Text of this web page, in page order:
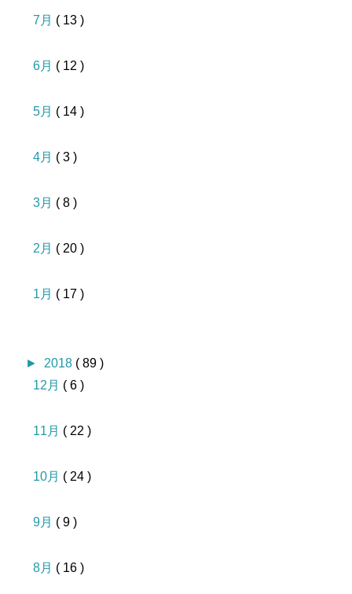
7月 ( 13 )
6月 ( 12 )
5月 ( 14 )
4月 ( 3 )
3月 ( 8 )
2月 ( 20 )
1月 ( 17 )
► 2018 ( 89 )
12月 ( 6 )
11月 ( 22 )
10月 ( 24 )
9月 ( 9 )
8月 ( 16 )